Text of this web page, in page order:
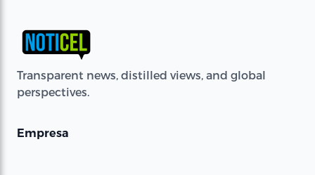
Transparent news, distilled views, and global
perspectives.
Empresa